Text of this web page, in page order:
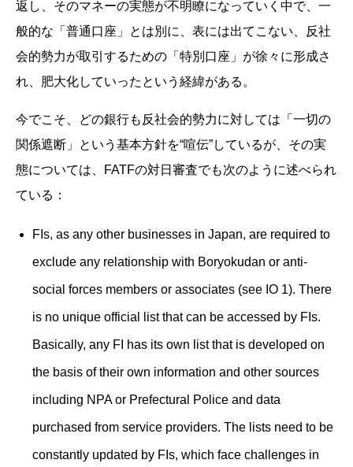
返し、そのマネーの実態が不明瞭になっていく中で、一
般的な「普通口座」とは別に、表には出てこない、反社
会的勢力が取引するための「特別口座」が徐々に形成さ
れ、肥大化していったという経緯がある。
今でこそ、どの銀行も反社会的勢力に対しては「一切の
関係遮断」という基本方針を“喧伝”しているが、その実
態については、FATFの対日審査でも次のように述べられ
ている：
FIs, as any other businesses in Japan, are required to
exclude any relationship with Boryokudan or anti-
social forces members or associates (see IO 1). There
is no unique official list that can be accessed by FIs.
Basically, any FI has its own list that is developed on
the basis of their own information and other sources
including NPA or Prefectural Police and data
purchased from service providers. The lists need to be
constantly updated by FIs, which face challenges in